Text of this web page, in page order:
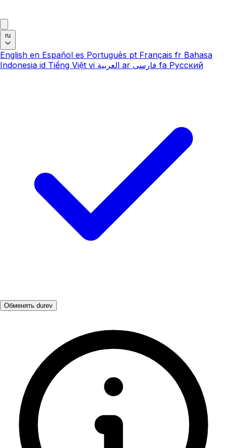
ru
English en Español es Português pt Français fr Bahasa
Indonesia id Tiếng Việt vi العربية ar فارسی fa Русский
Обменять durev